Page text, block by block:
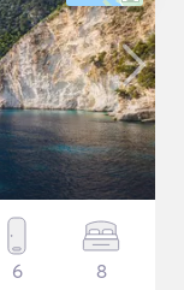
6 8